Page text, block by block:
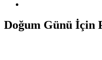
Doğum Günü İçin